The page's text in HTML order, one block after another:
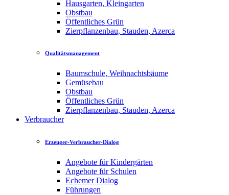
Hausgarten, Kleingarten
Obstbau
Öffentliches Grün
Zierpflanzenbau, Stauden, Azerca
Qualitätsmanagement
Baumschule, Weihnachtsbäume
Gemüsebau
Obstbau
Öffentliches Grün
Zierpflanzenbau, Stauden, Azerca
Verbraucher
Erzeuger-Verbraucher-Dialog
Angebote für Kindergärten
Angebote für Schulen
Echemer Dialog
Führungen